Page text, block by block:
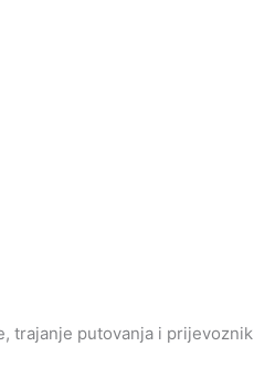
trajanje putovanja i prijevoznik